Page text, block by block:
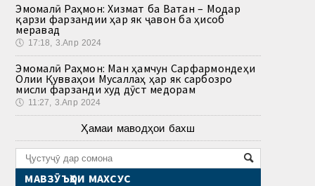
Эмомалӣ Раҳмон: Хизмат ба Ватан – Модар
қарзи фарзандии ҳар як ҷавон ба ҳисоб
меравад
🕔 17:18, 3.Апр 2024
Эмомалӣ Раҳмон: Ман ҳамчун Сарфармондеҳи
Олии Қувваҳои Мусаллаҳ ҳар як сарбозро
мисли фарзанди худ дӯст медорам
🕔 11:27, 3.Апр 2024
Ҳамаи маводҳои бахш
МАВЗӮЪҲОИ МАХСУС